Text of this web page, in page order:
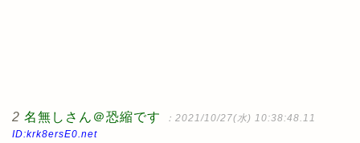
2 名無しさん＠恐縮です
：2021/10/27(水) 10:38:48.11
ID:krk8ersE0.net